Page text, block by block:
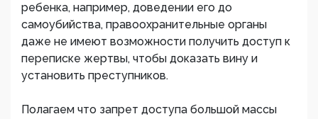
ребенка, например, доведении его до
самоубийства, правоохранительные органы
даже не имеют возможности получить доступ к
переписке жертвы, чтобы доказать вину и
установить преступников.
Полагаем что запрет доступа большой массы